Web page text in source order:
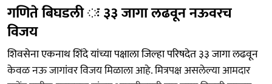
गणिते बिघडली ः ३३ जागा लढवून नऊवरच
विजय
शिवसेना एकनाथ शिंदे यांच्या पक्षाला जिल्हा परिषदेत ३३ जागा लढवून
केवळ नऊ जागांवर विजय मिळाला आहे. मित्रपक्ष असलेल्या आमदार